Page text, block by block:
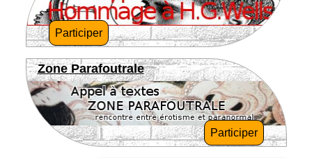
Participer
Zone Parafoutrale
Participer